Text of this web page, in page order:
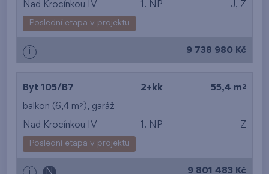
Nad Krocínkou IV 1. NP J, Z
Poslední etapa v projektu
i 9 738 980 Kč
Byt 105/B7 2+kk 55,4 m 2
balkon (6,4 m2 ), garáž
Nad Krocínkou IV 1. NP Z
Poslední etapa v projektu
i N 9 801 483 Kč